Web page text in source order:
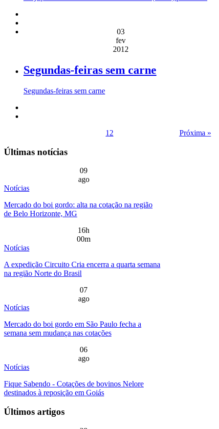
03
fev
2012
Segundas-feiras sem carne
Segundas-feiras sem carne
1 2 Próxima »
Últimas notícias
09
ago
Notícias
Mercado do boi gordo: alta na cotação na região
de Belo Horizonte, MG
16h
00m
Notícias
A expedição Circuito Cria encerra a quarta semana
na região Norte do Brasil
07
ago
Notícias
Mercado do boi gordo em São Paulo fecha a
semana sem mudança nas cotações
06
ago
Notícias
Fique Sabendo - Cotações de bovinos Nelore
destinados à reposição em Goiás
Últimos artigos